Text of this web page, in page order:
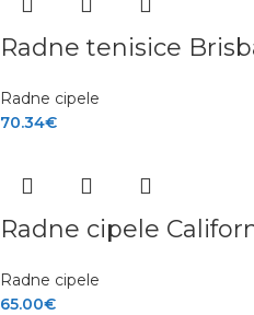
Radne tenisice
Radne cipele
70.34€
Radne cipele
Radne cipele
65.00€